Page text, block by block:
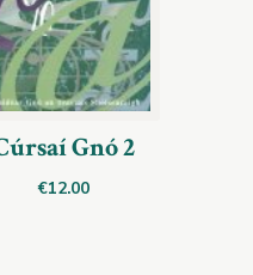
Gnó 2
€12.00